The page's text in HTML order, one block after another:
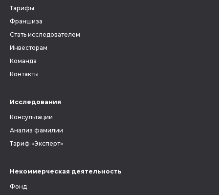
Тарифы
Франшиза
Стать исследователем
Инвесторам
Команда
Контакты
Исследования
Консультации
Анализ фамилии
Тариф «Эксперт»
Некоммерческая деятельность
Фонд